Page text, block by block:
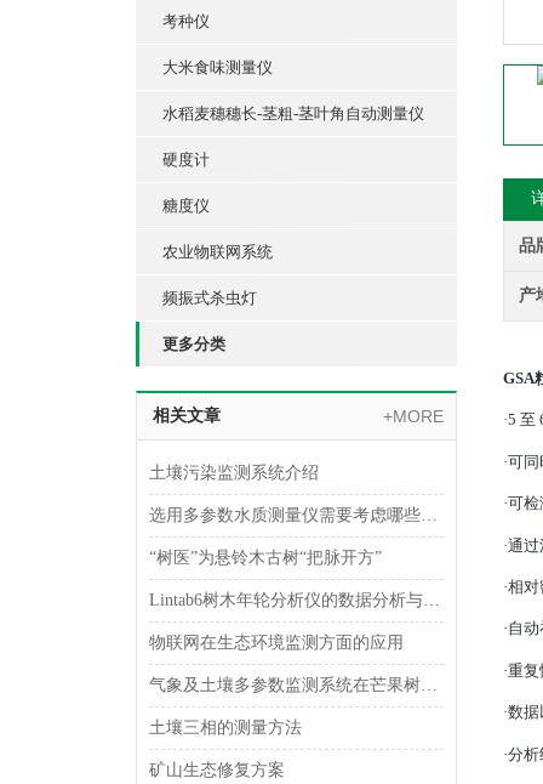
考种仪
大米食味测量仪
水稻麦穗穗长-茎粗-茎叶角自动测量仪
硬度计
糖度仪
农业物联网系统
频振式杀虫灯
更多分类
相关文章 +MORE
土壤污染监测系统介绍
选用多参数水质测量仪需要考虑哪些问题？
“树医”为悬铃木古树“把脉开方”
Lintab6树木年轮分析仪的数据分析与气候变化研究
物联网在生态环境监测方面的应用
气象及土壤多参数监测系统在芒果树林地的应用
土壤三相的测量方法
矿山生态修复方案
品
产
GSA
·5
·可
·可
·通
·相
·自
·重
·数
·分